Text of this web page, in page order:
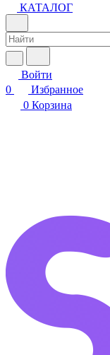
КАТАЛОГ
Войти
0
Избранное
0 Корзина